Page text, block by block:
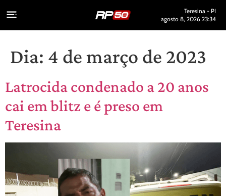
Teresina - PI
agosto 8, 2026 23:34
Dia: 4 de março de 2023
Latrocida condenado a 20 anos
cai em blitz e é preso em
Teresina